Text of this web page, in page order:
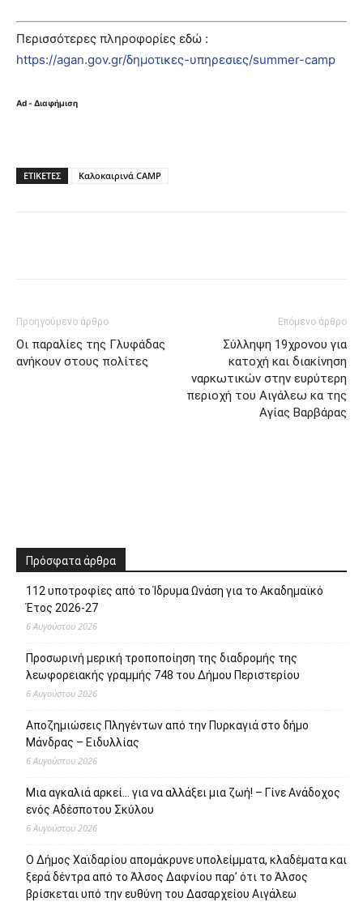
Περισσότερες πληροφορίες εδώ :
https://agan.gov.gr/δημοτικες-υπηρεσιες/summer-camp
Ad - Διαφήμιση
ΕΤΙΚΈΤΕΣ Καλοκαιρινά CAMP
Προηγούμενο άρθρο
Οι παραλίες της Γλυφάδας
ανήκουν στους πολίτες
Επόμενο άρθρο
Σύλληψη 19χρονου για
κατοχή και διακίνηση
ναρκωτικών στην ευρύτερη
περιοχή του Αιγάλεω κα της
Αγίας Βαρβάρας
Πρόσφατα άρθρα
112 υποτροφίες από το Ίδρυμα Ωνάση για το Ακαδημαϊκό
Έτος 2026-27
6 Αυγούστου 2026
Προσωρινή μερική τροποποίηση της διαδρομής της
λεωφορειακής γραμμής 748 του Δήμου Περιστερίου
6 Αυγούστου 2026
Αποζημιώσεις Πληγέντων από την Πυρκαγιά στο δήμο
Μάνδρας – Ειδυλλίας
6 Αυγούστου 2026
Μια αγκαλιά αρκεί… για να αλλάξει μια ζωή! – Γίνε Ανάδοχος
ενός Αδέσποτου Σκύλου
6 Αυγούστου 2026
Ο Δήμος Χαϊδαρίου απομάκρυνε υπολείμματα, κλαδέματα και
ξερά δέντρα από το Άλσος Δαφνίου παρ’ ότι το Άλσος
βρίσκεται υπό την ευθύνη του Δασαρχείου Αιγάλεω